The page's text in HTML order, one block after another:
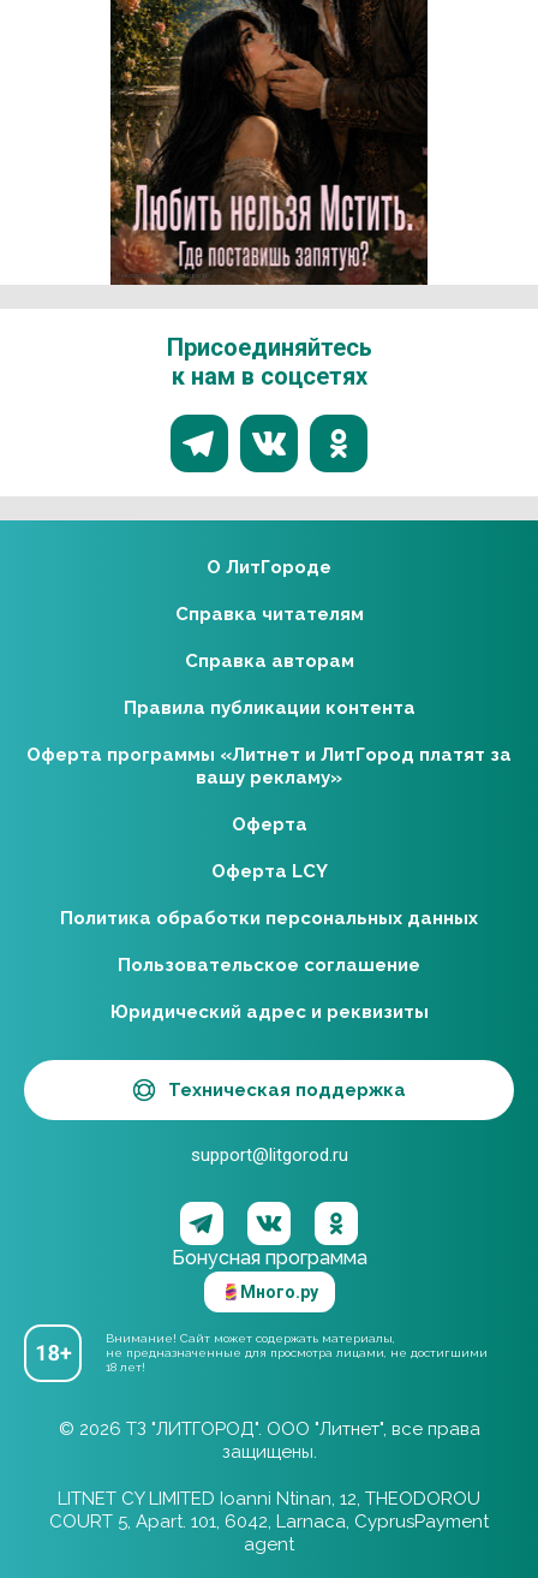
Присоединяйтесь
к нам в соцсетях
Реклама 16+ АО «ЛитГород»
Бонусная программа
Много.ру
Внимание! Сайт может содержать материалы,
не предназначенные для просмотра лицами, не достигшими
18 лет!
О ЛитГороде
Справка читателям
Справка авторам
Правила публикации контента
Оферта программы «Литнет и ЛитГород платят за
вашу рекламу»
Оферта
Оферта LCY
Политика обработки персональных данных
Пользовательское соглашение
Юридический адрес и реквизиты
Техническая поддержка
support@litgorod.ru
© 2026 ТЗ "ЛИТГОРОД". ООО "Литнет", все права
защищены.
LITNET CY LIMITED Ioanni Ntinan, 12, THEODOROU
COURT 5, Apart. 101, 6042, Larnaca, CyprusPayment
agent